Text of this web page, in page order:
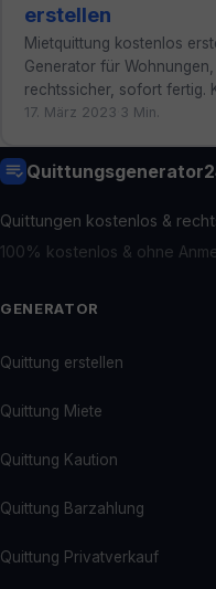
erstellen
Mietquittung kostenlos
Generator für
rechtssicher, sofort fertig.
17. März 2023 3 Min.
Quittungen kostenlos &
100% kostenlos & ohne
GENERATOR
Quittung erstellen
Quittung Miete
Quittung Kaution
Quittung Barzahlung
Quittung Privatverkauf